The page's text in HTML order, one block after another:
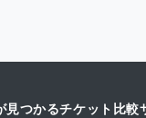
見つかるチケット比較